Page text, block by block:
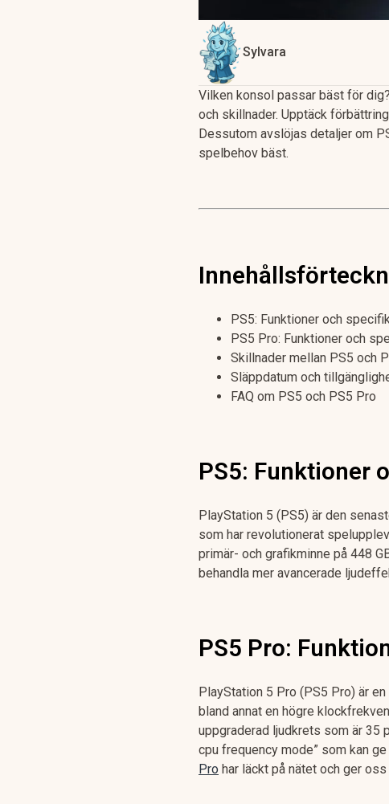
Sylvara
Vilken konsol passar bäst för
och skillnader. Upptäck
Dessutom avslöjas detaljer om
spelbehov bäst.
PS5: Funktioner och
PS5 Pro: Funktioner och
Skillnader mellan PS5 och
Släppdatum och
FAQ om PS5 och PS5 Pro
PS5: Funktioner
PlayStation 5 (PS5) är den
som har revolutionerat
primär- och grafikminne på 448
behandla mer avancerade
PS5 Pro:
PlayStation 5 Pro (PS5 Pro) är
bland annat en högre
uppgraderad ljudkrets som är 35
cpu frequency mode” som kan
Pro har läckt på nätet och ger